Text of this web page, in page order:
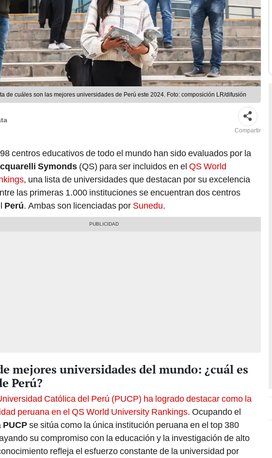
de cuáles son las mejores universidades de Perú este 2024. Foto: composición LR/difusión
Compartir
centros educativos de todo el mundo han sido evaluados por la
Symonds (QS) para ser incluidos en el QS World
, una lista de universidades que destacan por su excelencia
las primeras 1.000 instituciones se encuentran dos centros
Perú. Ambas son licenciadas por Sunedu.
mejores universidades del mundo: ¿cuál es
Perú?
Católica del Perú (PUCP) ha logrado destacar como la
peruana en el QS World University Rankings. Ocupando el
PUCPse sitúa como la única institución peruana en el top 380
su compromiso con la educación y la investigación de alto
refleja el esfuerzo constante de la universidad por